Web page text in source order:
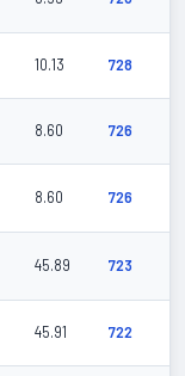
10.13 728
8.60 726
8.60 726
45.89 723
45.91 722